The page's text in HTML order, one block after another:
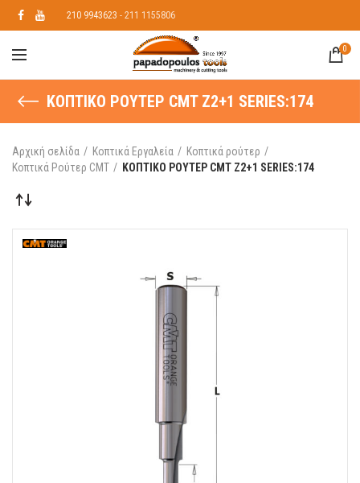
210 9943623 - 211 1155806
0
ΚΟΠΤΙΚO ΡΟΥΤΕΡ CMT Z2+1 SERIES:174
Αρχική σελίδα Κοπτικά Εργαλεία
Κοπτικά ρούτερ
Κοπτικά Ρούτερ CMT
ΚΟΠΤΙΚO ΡΟΥΤΕΡ CMT Z2+1 SERIES:174